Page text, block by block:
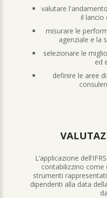
valutare
il lancio
misurare le
agenziale e la
selezionare le
ed
definire le aree
L’applicazione
contabilizzino come
strumenti
dipendenti alla data